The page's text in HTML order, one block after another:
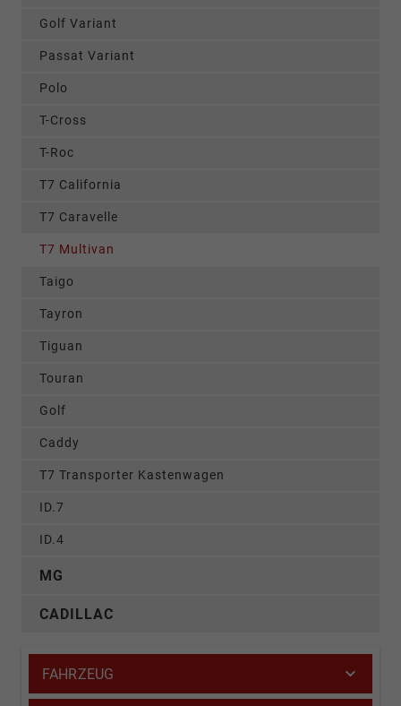
Golf Variant
Passat Variant
Polo
T-Cross
T-Roc
T7 California
T7 Caravelle
T7 Multivan
Taigo
Tayron
Tiguan
Touran
Golf
Caddy
T7 Transporter Kastenwagen
ID.7
ID.4
MG
CADILLAC
FAHRZEUG